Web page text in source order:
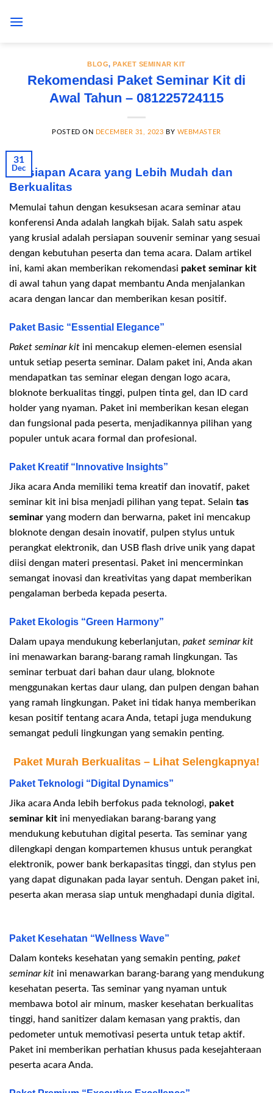
BLOG,PAKET SEMINAR KIT
Rekomendasi Paket Seminar Kit di
Awal Tahun – 081225724115
POSTED ON DECEMBER 31, 2023 BY WEBMASTER
31
Dec
Persiapan Acara yang Lebih Mudah dan
Berkualitas
Memulai tahun dengan kesuksesan acara seminar atau
konferensi Anda adalah langkah bijak. Salah satu aspek
yang krusial adalah persiapan souvenir seminar yang sesuai
dengan kebutuhan peserta dan tema acara. Dalam artikel
ini, kami akan memberikan rekomendasi paket seminar kit
di awal tahun yang dapat membantu Anda menjalankan
acara dengan lancar dan memberikan kesan positif.
Paket Basic “Essential Elegance”
Paket seminar kit ini mencakup elemen-elemen esensial
untuk setiap peserta seminar. Dalam paket ini, Anda akan
mendapatkan tas seminar elegan dengan logo acara,
bloknote berkualitas tinggi, pulpen tinta gel, dan ID card
holder yang nyaman. Paket ini memberikan kesan elegan
dan fungsional pada peserta, menjadikannya pilihan yang
populer untuk acara formal dan profesional.
Paket Kreatif “Innovative Insights”
Jika acara Anda memiliki tema kreatif dan inovatif, paket
seminar kit ini bisa menjadi pilihan yang tepat. Selain tas
seminar yang modern dan berwarna, paket ini mencakup
bloknote dengan desain inovatif, pulpen stylus untuk
perangkat elektronik, dan USB flash drive unik yang dapat
diisi dengan materi presentasi. Paket ini mencerminkan
semangat inovasi dan kreativitas yang dapat memberikan
pengalaman berbeda kepada peserta.
Paket Ekologis “Green Harmony”
Dalam upaya mendukung keberlanjutan, paket seminar kit
ini menawarkan barang-barang ramah lingkungan. Tas
seminar terbuat dari bahan daur ulang, bloknote
menggunakan kertas daur ulang, dan pulpen dengan bahan
yang ramah lingkungan. Paket ini tidak hanya memberikan
kesan positif tentang acara Anda, tetapi juga mendukung
semangat peduli lingkungan yang semakin penting.
Paket Murah Berkualitas – Lihat Selengkapnya!
Paket Teknologi “Digital Dynamics”
Jika acara Anda lebih berfokus pada teknologi, paket
seminar kit ini menyediakan barang-barang yang
mendukung kebutuhan digital peserta. Tas seminar yang
dilengkapi dengan kompartemen khusus untuk perangkat
elektronik, power bank berkapasitas tinggi, dan stylus pen
yang dapat digunakan pada layar sentuh. Dengan paket ini,
peserta akan merasa siap untuk menghadapi dunia digital.
Paket Kesehatan “Wellness Wave”
Dalam konteks kesehatan yang semakin penting, paket
seminar kit ini menawarkan barang-barang yang mendukung
kesehatan peserta. Tas seminar yang nyaman untuk
membawa botol air minum, masker kesehatan berkualitas
tinggi, hand sanitizer dalam kemasan yang praktis, dan
pedometer untuk memotivasi peserta untuk tetap aktif.
Paket ini memberikan perhatian khusus pada kesejahteraan
peserta acara Anda.